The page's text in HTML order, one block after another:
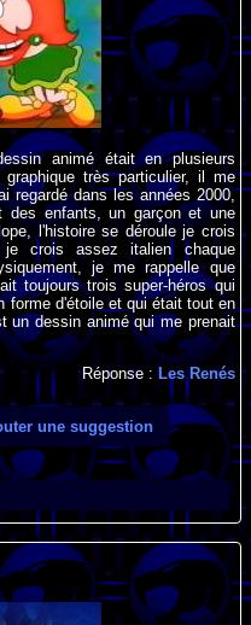
animé était en plusieurs
très particulier, il me
regardé dans les années 2000,
des enfants, un garçon et une
l'histoire se déroule je crois
crois assez italien chaque
je me rappelle que
toujours trois super-héros qui
forme d'étoile et qui était tout en
un dessin animé qui me prenait
Réponse :Les Renés
une suggestion